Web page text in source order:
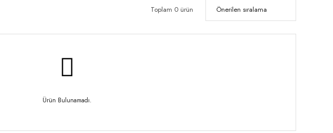
Toplam 0 ürün
Ürün Bulunamadı.